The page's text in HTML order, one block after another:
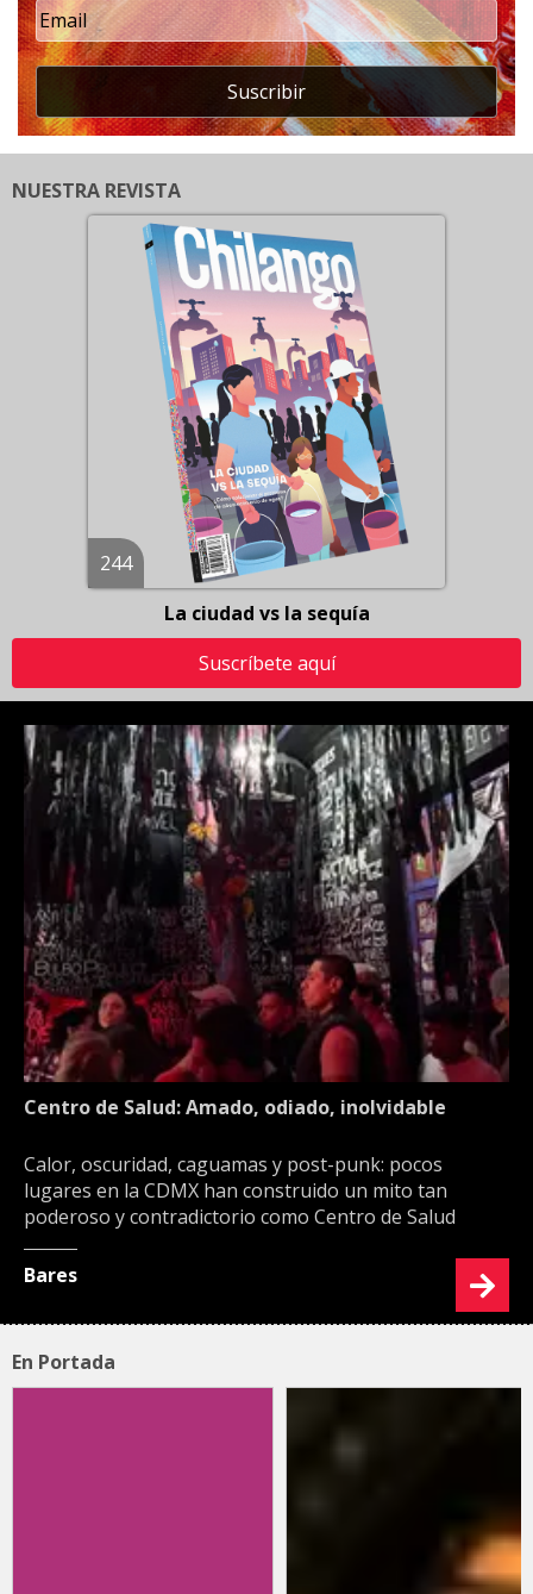
Suscribir
NUESTRA REVISTA
244
La ciudad vs la sequía
Suscríbete aquí
Centro de Salud: Amado, odiado, inolvidable
Calor, oscuridad, caguamas y post-punk: pocos
lugares en la CDMX han construido un mito tan
poderoso y contradictorio como Centro de Salud
Bares
En Portada